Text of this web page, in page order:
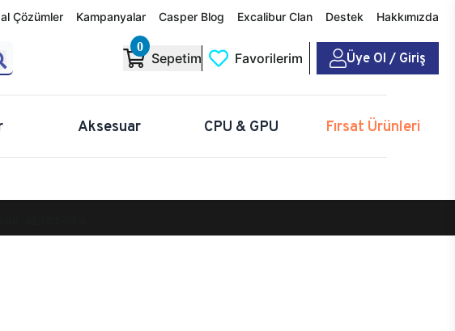
Çözümler Kampanyalar Casper Blog Excalibur Clan Destek Hakkımızda
0
Sepetim Favorilerim Üye Ol / Giriş
Aksesuar CPU & GPU Fırsat Ürünleri